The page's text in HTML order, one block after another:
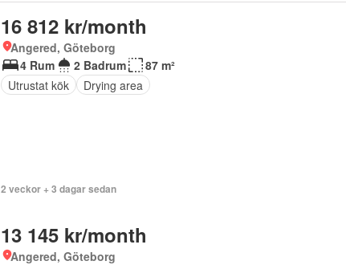
16 812 kr/month
Angered, Göteborg
4 Rum
2 Badrum
87 m²
Utrustat kök
Drying area
2 veckor + 3 dagar sedan
13 145 kr/month
Angered, Göteborg